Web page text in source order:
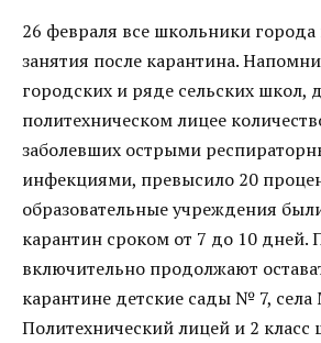
26 февраля все школьники
занятия после карантина.
городских и ряде сельских школ,
политехническом лицее
заболевших острыми
инфекциями, превысило 20
образовательные учреждения
карантин сроком от 7 до 10 дней.
включительно продолжают
карантине детские сады № 7,
Политехнический лицей и 2 класс